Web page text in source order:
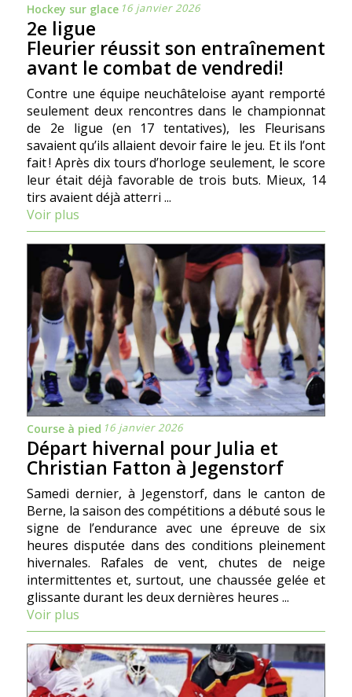
Hockey sur glace 16 janvier 2026
2e ligue
Fleurier réussit son entraînement
avant le combat de vendredi!
Contre une équipe neuchâteloise ayant remporté
seulement deux rencontres dans le championnat
de 2e ligue (en 17 tentatives), les Fleurisans
savaient qu’ils allaient devoir faire le jeu. Et ils l’ont
fait ! Après dix tours d’horloge seulement, le score
leur était déjà favorable de trois buts. Mieux, 14
tirs avaient déjà atterri ...
Voir plus
Course à pied 16 janvier 2026
Départ hivernal pour Julia et
Christian Fatton à Jegenstorf
Samedi dernier, à Jegenstorf, dans le canton de
Berne, la saison des compétitions a débuté sous le
signe de l’endurance avec une épreuve de six
heures disputée dans des conditions pleinement
hivernales. Rafales de vent, chutes de neige
intermittentes et, surtout, une chaussée gelée et
glissante durant les deux dernières heures ...
Voir plus